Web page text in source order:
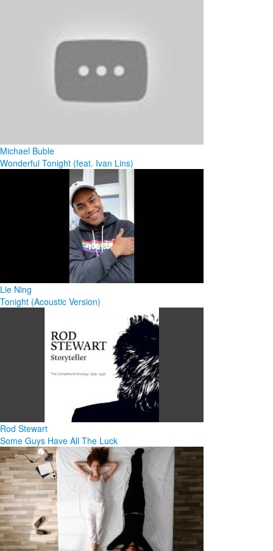
Michael Buble
Wonderful Tonight (feat. Ivan Lins)
Lie Ning
Tonight (Acoustic Version)
Rod Stewart
Some Guys Have All The Luck